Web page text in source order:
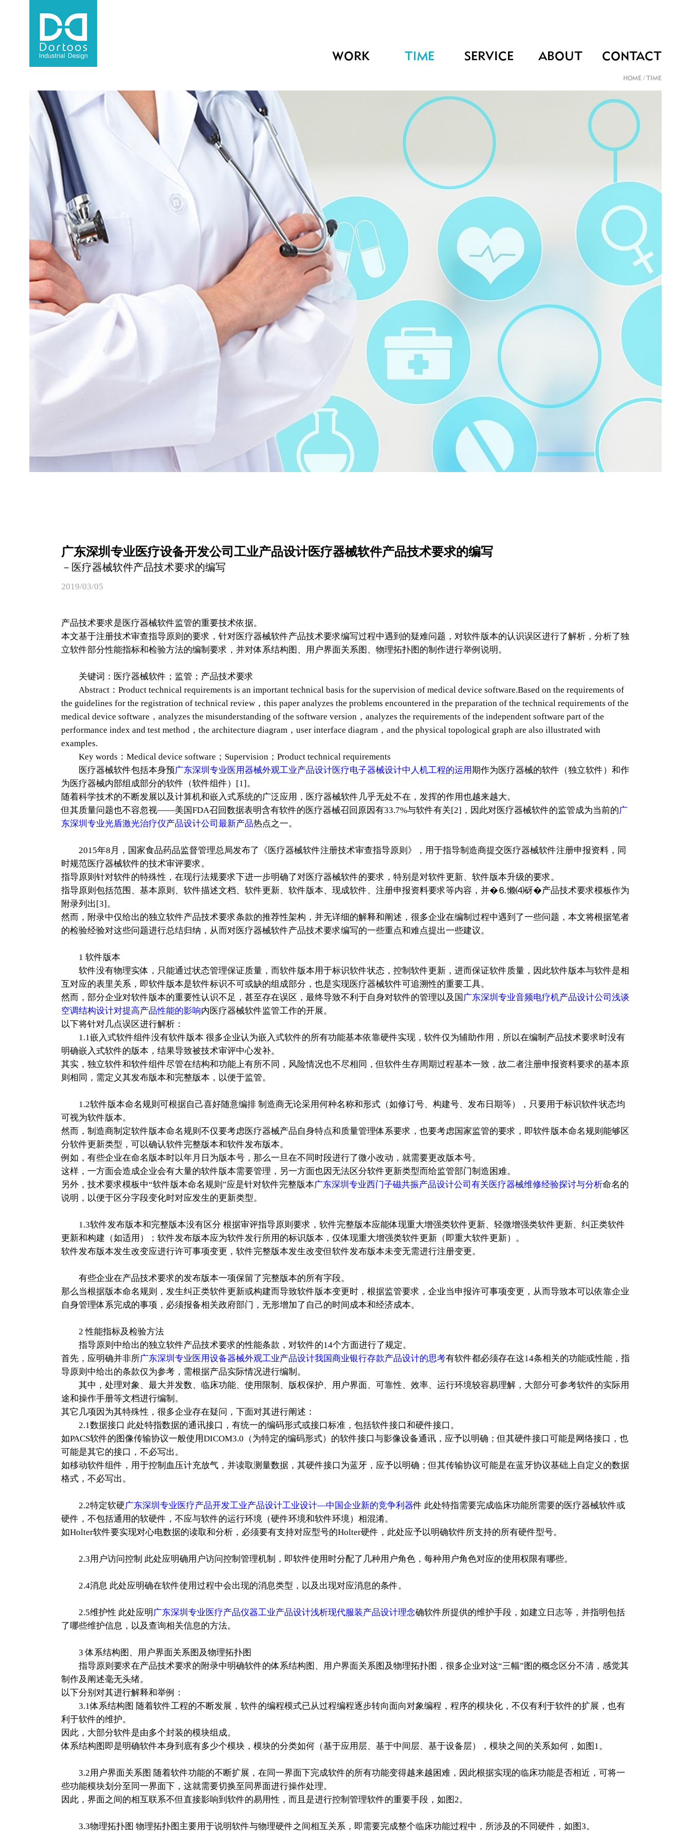
WORK TIME SERVICE ABOUT CONTACT
HOME / TIME
广东深圳专业医疗设备开发公司工业产品设计医疗器械软件产品技术要求的编写
－医疗器械软件产品技术要求的编写
2019/03/05
产品技术要求是医疗器械软件监管的重要技术依据。
本文基于注册技术审查指导原则的要求，针对医疗器械软件产品技术要求编写过程中遇到的疑难问题，对软件版本的认识误区进行了解析，分析了独
立软件部分性能指标和检验方法的编制要求，并对体系结构图、用户界面关系图、物理拓扑图的制作进行举例说明。
关键词：医疗器械软件；监管；产品技术要求
Abstract：Product technical requirements is an important technical basis for the supervision of medical device software.Based on the requirements of
the guidelines for the registration of technical review，this paper analyzes the problems encountered in the preparation of the technical requirements of the
medical device software，analyzes the misunderstanding of the software version，analyzes the requirements of the independent software part of the
performance index and test method，the architecture diagram，user interface diagram，and the physical topological graph are also illustrated with
examples.
Key words：Medical device software；Supervision；Product technical requirements
医疗器械软件包括本身预广东深圳专业医用器械外观工业产品设计医疗电子器械设计中人机工程的运用期作为医疗器械的软件（独立软件）和作
为医疗器械内部组成部分的软件（软件组件）[1]。
随着科学技术的不断发展以及计算机和嵌入式系统的广泛应用，医疗器械软件几乎无处不在，发挥的作用也越来越大。
但其质量问题也不容忽视――美国FDA召回数据表明含有软件的医疗器械召回原因有33.7%与软件有关[2]，因此对医疗器械软件的监管成为当前的广
东深圳专业光盾激光治疗仪产品设计公司最新产品热点之一。
2015年8月，国家食品药品监督管理总局发布了《医疗器械软件注册技术审查指导原则》，用于指导制造商提交医疗器械软件注册申报资料，同
时规范医疗器械软件的技术审评要求。
指导原则针对软件的特殊性，在现行法规要求下进一步明确了对医疗器械软件的要求，特别是对软件更新、软件版本升级的要求。
指导原则包括范围、基本原则、软件描述文档、软件更新、软件版本、现成软件、注册申报资料要求等内容，并�⒍懒⑷砑�产品技术要求模板作为
附录列出[3]。
然而，附录中仅给出的独立软件产品技术要求条款的推荐性架构，并无详细的解释和阐述，很多企业在编制过程中遇到了一些问题，本文将根据笔者
的检验经验对这些问题进行总结归纳，从而对医疗器械软件产品技术要求编写的一些重点和难点提出一些建议。
1 软件版本
软件没有物理实体，只能通过状态管理保证质量，而软件版本用于标识软件状态，控制软件更新，进而保证软件质量，因此软件版本与软件是相
互对应的表里关系，即软件版本是软件标识不可或缺的组成部分，也是实现医疗器械软件可追溯性的重要工具。
然而，部分企业对软件版本的重要性认识不足，甚至存在误区，最终导致不利于自身对软件的管理以及国 广东深圳专业音频电疗机产品设计公司浅谈
空调结构设计对提高产品性能的影响内医疗器械软件监管工作的开展。
以下将针对几点误区进行解析：
1.1嵌入式软件组件没有软件版本 很多企业认为嵌入式软件的所有功能基本依靠硬件实现，软件仅为辅助作用，所以在编制产品技术要求时没有
明确嵌入式软件的版本，结果导致被技术审评中心发补。
其实，独立软件和软件组件尽管在结构和功能上有所不同，风险情况也不尽相同，但软件生存周期过程基本一致，故二者注册申报资料要求的基本原
则相同，需定义其发布版本和完整版本，以便于监管。
1.2软件版本命名规则可根据自己喜好随意编排 制造商无论采用何种名称和形式（如修订号、构建号、发布日期等），只要用于标识软件状态均
可视为软件版本。
然而，制造商制定软件版本命名规则不仅要考虑医疗器械产品自身特点和质量管理体系要求，也要考虑国家监管的要求，即软件版本命名规则能够区
分软件更新类型，可以确认软件完整版本和软件发布版本。
例如，有些企业在命名版本时以年月日为版本号，那么一旦在不同时段进行了微小改动，就需要更改版本号。
这样，一方面会造成企业会有大量的软件版本需要管理，另一方面也因无法区分软件更新类型而给监管部门制造困难。
另外，技术要求模板中“软件版本命名规则”应是针对软件完整版本广东深圳专业西门子磁共振产品设计公司有关医疗器械维修经验探讨与分析命名的
说明，以便于区分字段变化时对应发生的更新类型。
1.3软件发布版本和完整版本没有区分 根据审评指导原则要求，软件完整版本应能体现重大增强类软件更新、轻微增强类软件更新、纠正类软件
更新和构建（如适用）；软件发布版本应为软件发行所用的标识版本，仅体现重大增强类软件更新（即重大软件更新）。
软件发布版本发生改变应进行许可事项变更，软件完整版本发生改变但软件发布版本未变无需进行注册变更。
有些企业在产品技术要求的发布版本一项保留了完整版本的所有字段。
那么当根据版本命名规则，发生纠正类软件更新或构建而导致软件版本变更时，根据监管要求，企业当申报许可事项变更，从而导致本可以依靠企业
自身管理体系完成的事项，必须报备相关政府部门，无形增加了自己的时间成本和经济成本。
2 性能指标及检验方法
指导原则中给出的独立软件产品技术要求的性能条款，对软件的14个方面进行了规定。
首先，应明确并非所广东深圳专业医用设备器械外观工业产品设计我国商业银行存款产品设计的思考有软件都必须存在这14条相关的功能或性能，指
导原则中给出的条款仅为参考，需根据产品实际情况进行编制。
其中，处理对象、最大并发数、临床功能、使用限制、版权保护、用户界面、可靠性、效率、运行环境较容易理解，大部分可参考软件的实际用
途和操作手册等文档进行编制。
其它几项因为其特殊性，很多企业存在疑问，下面对其进行阐述：
2.1数据接口 此处特指数据的通讯接口，有统一的编码形式或接口标准，包括软件接口和硬件接口。
如PACS软件的图像传输协议一般使用DICOM3.0（为特定的编码形式）的软件接口与影像设备通讯，应予以明确；但其硬件接口可能是网络接口，也
可能是其它的接口，不必写出。
如移动软件组件，用于控制血压计充放气，并读取测量数据，其硬件接口为蓝牙，应予以明确；但其传输协议可能是在蓝牙协议基础上自定义的数据
格式，不必写出。
2.2特定软硬广东深圳专业医疗产品开发工业产品设计工业设计―中国企业新的竞争利器件 此处特指需要完成临床功能所需要的医疗器械软件或
硬件，不包括通用的软硬件，不应与软件的运行环境（硬件环境和软件环境）相混淆。
如Holter软件要实现对心电数据的读取和分析，必须要有支持对应型号的Holter硬件，此处应予以明确软件所支持的所有硬件型号。
2.3用户访问控制 此处应明确用户访问控制管理机制，即软件使用时分配了几种用户角色，每种用户角色对应的使用权限有哪些。
2.4消息 此处应明确在软件使用过程中会出现的消息类型，以及出现对应消息的条件。
2.5维护性 此处应明广东深圳专业医疗产品仪器工业产品设计浅析现代服装产品设计理念确软件所提供的维护手段，如建立日志等，并指明包括
了哪些维护信息，以及查询相关信息的方法。
3 体系结构图、用户界面关系图及物理拓扑图
指导原则要求在产品技术要求的附录中明确软件的体系结构图、用户界面关系图及物理拓扑图，很多企业对这“三幅”图的概念区分不清，感觉其
制作及阐述毫无头绪。
以下分别对其进行解释和举例：
3.1体系结构图 随着软件工程的不断发展，软件的编程模式已从过程编程逐步转向面向对象编程，程序的模块化，不仅有利于软件的扩展，也有
利于软件的维护。
因此，大部分软件是由多个封装的模块组成。
体系结构图即是明确软件本身到底有多少个模块，模块的分类如何（基于应用层、基于中间层、基于设备层），模块之间的关系如何，如图1。
3.2用户界面关系图 随着软件功能的不断扩展，在同一界面下完成软件的所有功能变得越来越困难，因此根据实现的临床功能是否相近，可将一
些功能模块划分至同一界面下，这就需要切换至同界面进行操作处理。
因此，界面之间的相互联系不但直接影响到软件的易用性，而且是进行控制管理软件的重要手段，如图2。
3.3物理拓扑图 物理拓扑图主要用于说明软件与物理硬件之间相互关系，即需要完成整个临床功能过程中，所涉及的不同硬件，如图3。